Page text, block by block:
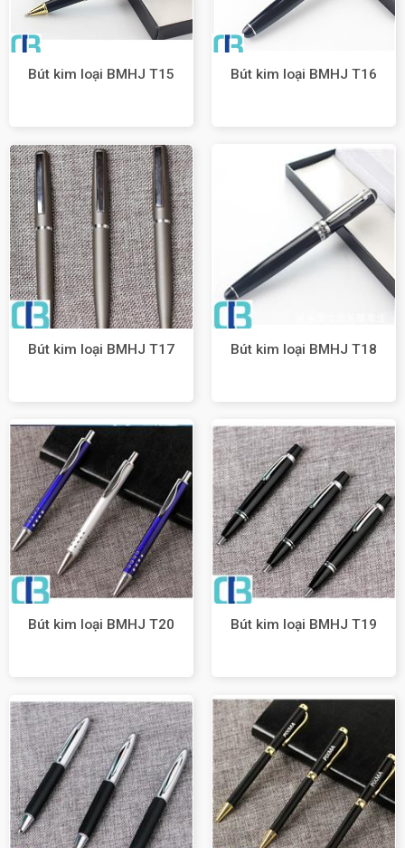
Bút kim loại BMHJ T15 Bút kim loại BMHJ T16
Bút kim loại BMHJ T17 Bút kim loại BMHJ T18
Bút kim loại BMHJ T20 Bút kim loại BMHJ T19